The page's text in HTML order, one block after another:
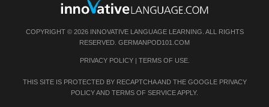
COPYRIGHT © 2026 INNOVATIVE LANGUAGE LEARNING. ALL RIGHTS
RESERVED. GERMANPOD101.COM
PRIVACY POLICY| TERMS OF USE.
THIS SITE IS PROTECTED BY RECAPTCHA AND THE GOOGLE PRIVACY
POLICYAND TERMS OF SERVICEAPPLY.